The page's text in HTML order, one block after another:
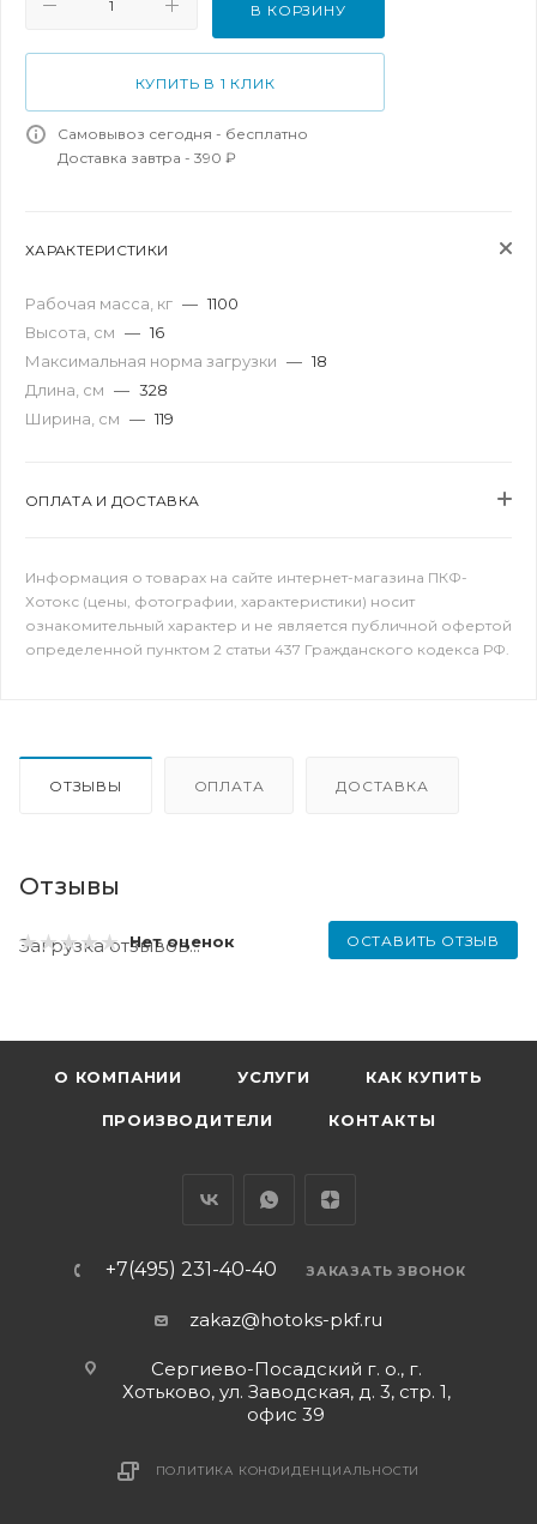
В КОРЗИНУ
КУПИТЬ В 1 КЛИК
Самовывоз сегодня - бесплатно
Доставка завтра - 390 ₽
ХАРАКТЕРИСТИКИ
Рабочая масса, кг — 1100
Высота, см — 16
Максимальная норма загрузки — 18
Длина, см — 328
Ширина, см — 119
ОПЛАТА И ДОСТАВКА
Информация о товарах на сайте интернет-магазина ПКФ-
Хотокс (цены, фотографии, характеристики) носит
ознакомительный характер и не является публичной офертой
определенной пунктом 2 статьи 437 Гражданского кодекса РФ.
ОТЗЫВЫ ОПЛАТА ДОСТАВКА
Отзывы
Нет оценок ОСТАВИТЬ ОТЗЫВ
Загрузка отзывов...
О КОМПАНИИ УСЛУГИ КАК КУПИТЬ
ПРОИЗВОДИТЕЛИ КОНТАКТЫ
+7(495) 231-40-40 ЗАКАЗАТЬ ЗВОНОК
zakaz@hotoks-pkf.ru
Сергиево-Посадский г. о., г.
Хотьково, ул. Заводская, д. 3, стр. 1,
офис 39
ПОЛИТИКА КОНФИДЕНЦИАЛЬНОСТИ